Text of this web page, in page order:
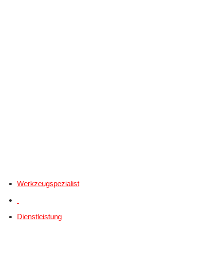
Werkzeugspezialist
Dienstleistung